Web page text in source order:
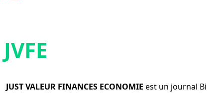
JVFE
JUST VALEUR FINANCES ECONOMIE est un journal Bi